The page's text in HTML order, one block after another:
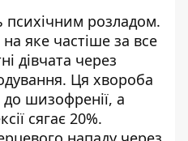
розладом.
яке частіше за все
дівчата через
Ця хвороба
шизофренії, а
сягає 20%.